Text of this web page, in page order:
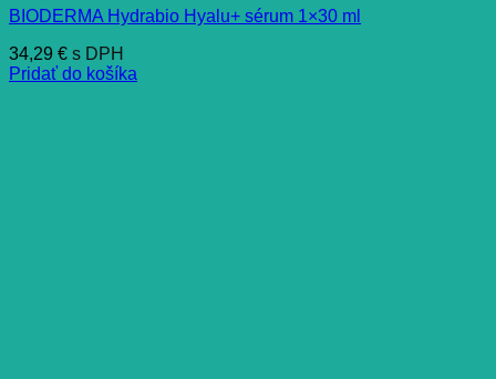
BIODERMA Hydrabio Hyalu+ sérum 1×30 ml
34,29 € s DPH
Pridať do košíka